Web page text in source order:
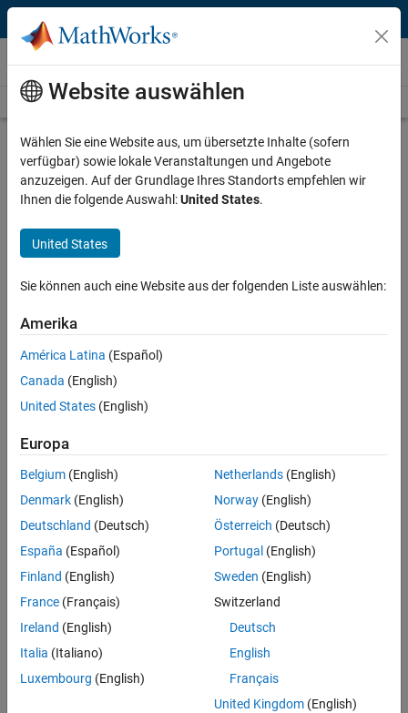
Weiter zum Inhalt
Videos
Videos Home Search
Play
Description
Control: Systematically Designing
Full Transcript
Related Resources
UP NEXT:
Gain Scheduling of PID Controllers
RELATED VIDEOS:
What Is Simulink Control Design?
Website auswählen
Wählen Sie eine Website aus, um übersetzte Inhalte (sofern
verfügbar) sowie lokale Veranstaltungen und Angebote
anzuzeigen. Auf der Grundlage Ihres Standorts empfehlen wir
Ihnen die folgende Auswahl:United States.
United States
Sie können auch eine Website aus der folgenden Liste auswählen:
Amerika
América Latina (Español)
Canada (English)
United States (English)
Europa
Belgium (English)
Denmark (English)
Deutschland (Deutsch)
España (Español)
Finland (English)
France (Français)
Ireland (English)
Italia (Italiano)
Luxembourg (English)
Netherlands(English)
Norway(English)
Österreich (Deutsch)
Portugal (English)
Sweden (English)
Switzerland
Deutsch
English
Français
United Kingdom(English)